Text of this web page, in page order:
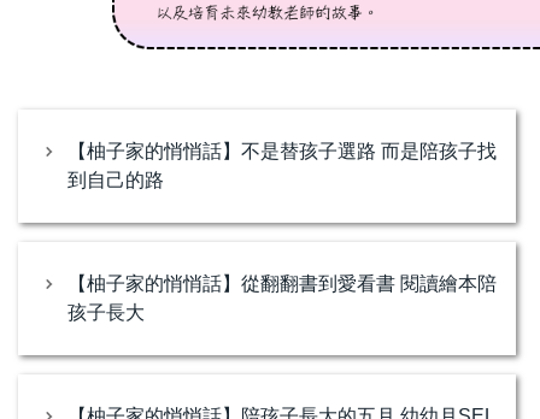
【柚子家的悄悄話】不是替孩子選路 而是陪孩子找
到自己的路
【柚子家的悄悄話】從翻翻書到愛看書 閱讀繪本陪
孩子長大